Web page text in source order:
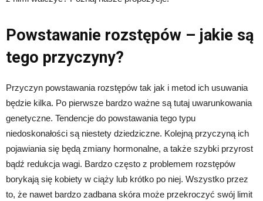
Powstawanie rozstępów – jakie są
tego przyczyny?
Przyczyn powstawania rozstępów tak jak i metod ich usuwania
będzie kilka. Po pierwsze bardzo ważne są tutaj uwarunkowania
genetyczne. Tendencje do powstawania tego typu
niedoskonałości są niestety dziedziczne. Kolejną przyczyną ich
pojawiania się będą zmiany hormonalne, a także szybki przyrost
bądź redukcja wagi. Bardzo często z problemem rozstępów
borykają się kobiety w ciąży lub krótko po niej. Wszystko przez
to, że nawet bardzo zadbana skóra może przekroczyć swój limit